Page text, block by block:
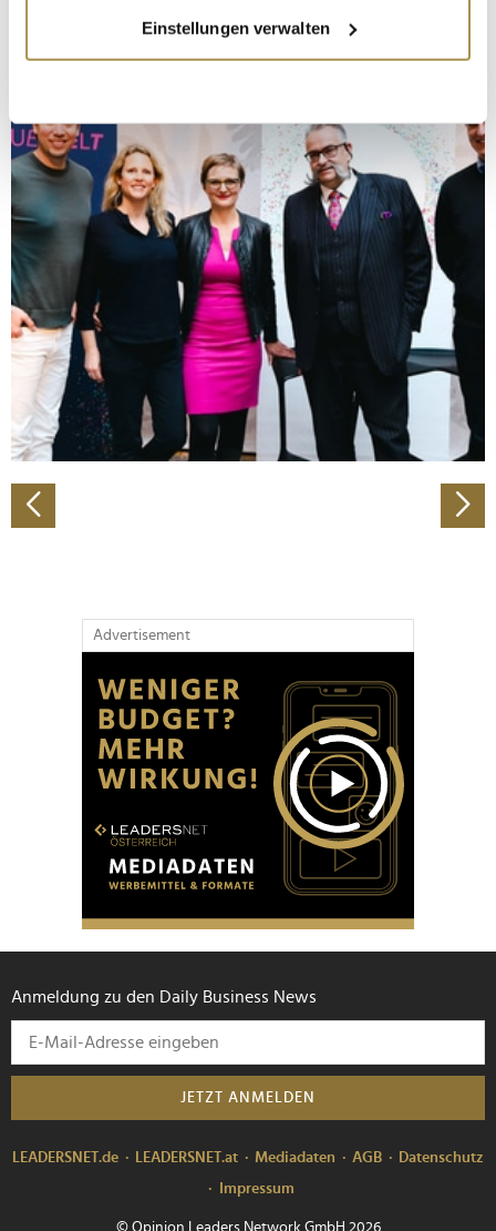
Informationen über Ihre geografische Lage
erfassen, welche bis auf einige Meter genau sein
bestimmten Merkmalen (Fingerprinting) identifizieren
Erfahren Sie mehr darüber, wie Ihre persönlichen Daten
verarbeitet werden, und legen Sie Ihre Präferenzen im
Abschnitt Einzelheitenfest.
Wir verwenden Cookies, um Inhalte und Anzeigen zu
personalisieren, Funktionen für soziale Medien anbieten
zu können und die Zugriffe auf unsere Website zu
analysieren. Außerdem geben wir Informationen zu Ihrer
Verwendung unserer Website an unsere Partner für
soziale Medien, Werbung und Analysen weiter. Unsere
Partner führen diese Informationen möglicherweise mit
haben oder die sie im Rahmen Ihrer Nutzung der Dienste
gesammelt haben.
Einstellungen verwalten
Advertisement
Anmeldung zu den Daily Business News
JETZT ANMELDEN
LEADERSNET.de LEADERSNET.at Mediadaten AGB
Datenschutz
Impressum